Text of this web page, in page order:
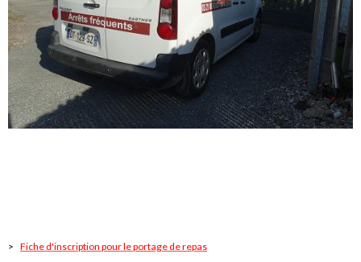
> Fiche d'inscription pour le portage de repas